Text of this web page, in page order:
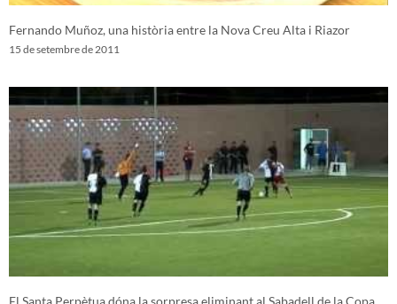
Fernando Muñoz, una història entre la Nova Creu Alta i Riazor
15 de setembre de 2011
El Santa Perpètua dóna la sorpresa eliminant al Sabadell de la Copa